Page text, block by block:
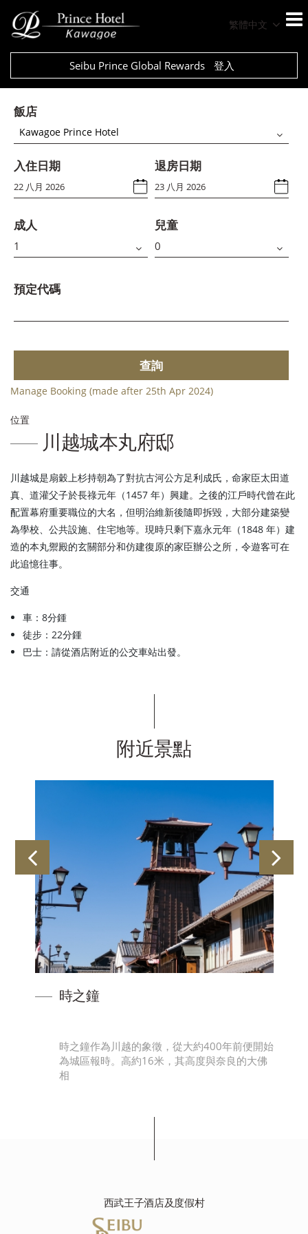
繁體中文
Seibu Prince Global Rewards 登入
飯店
Kawagoe Prince Hotel
入住日期 退房日期
成人 兒童
預定代碼
查詢
Manage Booking (made after 25th Apr 2024)
位置
川越城本丸府邸
川越城是扇穀上杉持朝為了對抗古河公方足利成氏，命家臣太田道
真、道灌父子於長祿元年（1457 年）興建。之後的江戶時代曾在此
配置幕府重要職位的大名，但明治維新後隨即拆毀，大部分建築變
為學校、公共設施、住宅地等。現時只剩下嘉永元年（1848 年）建
造的本丸禦殿的玄關部分和仿建復原的家臣辦公之所，令遊客可在
此追憶往事。
交通
車：8分鍾
徒步：22分鍾
巴士：請從酒店附近的公交車站出發。
附近景點
時之鐘
時之鐘作為川越的象徵，從大約400年前便開始
為城區報時。高約16米，其高度與奈良的大佛
相
西武王子酒店及度假村